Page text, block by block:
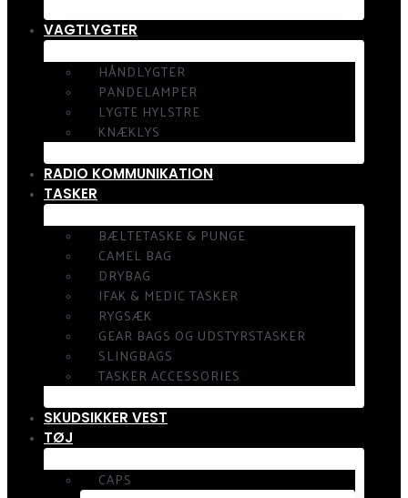
VAGTLYGTER
HÅNDLYGTER
PANDELAMPER
LYGTE HYLSTRE
KNÆKLYS
RADIO KOMMUNIKATION
TASKER
BÆLTETASKE & PUNGE
CAMEL BAG
DRYBAG
IFAK & MEDIC TASKER
RYGSÆK
GEAR BAGS OG UDSTYRSTASKER
SLINGBAGS
TASKER ACCESSORIES
SKUDSIKKER VEST
TØJ
CAPS